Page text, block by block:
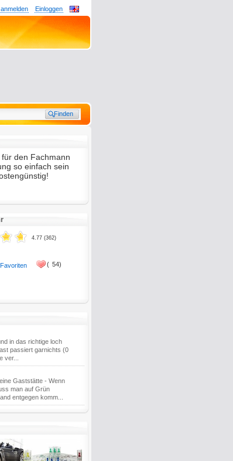
Einloggen
den Fachmann
so einfach sein
4.77 (362)
( 54)
in das richtige loch
passiert garnichts (0
ver...
Gaststätte - Wenn
man auf Grün
entgegen komm...